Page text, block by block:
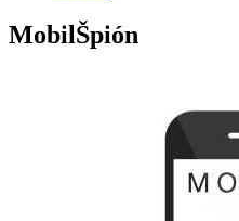
MobilŠpión